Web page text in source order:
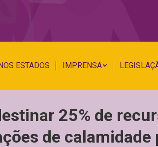
ESTADOS IMPRENSA
25% de
de calamidade